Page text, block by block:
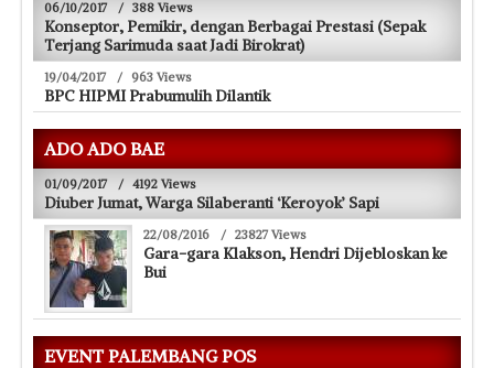
06/10/2017 / 388 Views
Konseptor, Pemikir, dengan Berbagai Prestasi (Sepak
Terjang Sarimuda saat Jadi Birokrat)
19/04/2017 / 963 Views
BPC HIPMI Prabumulih Dilantik
ADO ADO BAE
01/09/2017 / 4192 Views
Diuber Jumat, Warga Silaberanti ‘Keroyok’ Sapi
22/08/2016 / 23827 Views
Gara-gara Klakson, Hendri Dijebloskan ke
Bui
EVENT PALEMBANG POS